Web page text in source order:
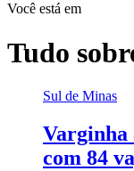
Você está em
Tudo
Sul de Minas
Varginha
com 84